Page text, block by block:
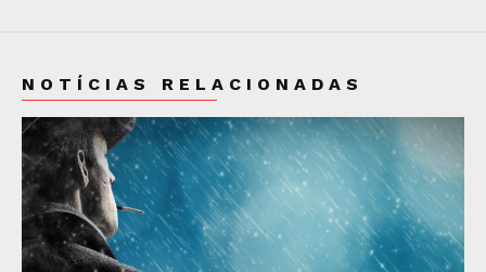
NOTÍCIAS RELACIONADAS